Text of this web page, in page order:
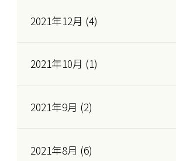
2021年12月 (4)
2021年10月 (1)
2021年9月 (2)
2021年8月 (6)